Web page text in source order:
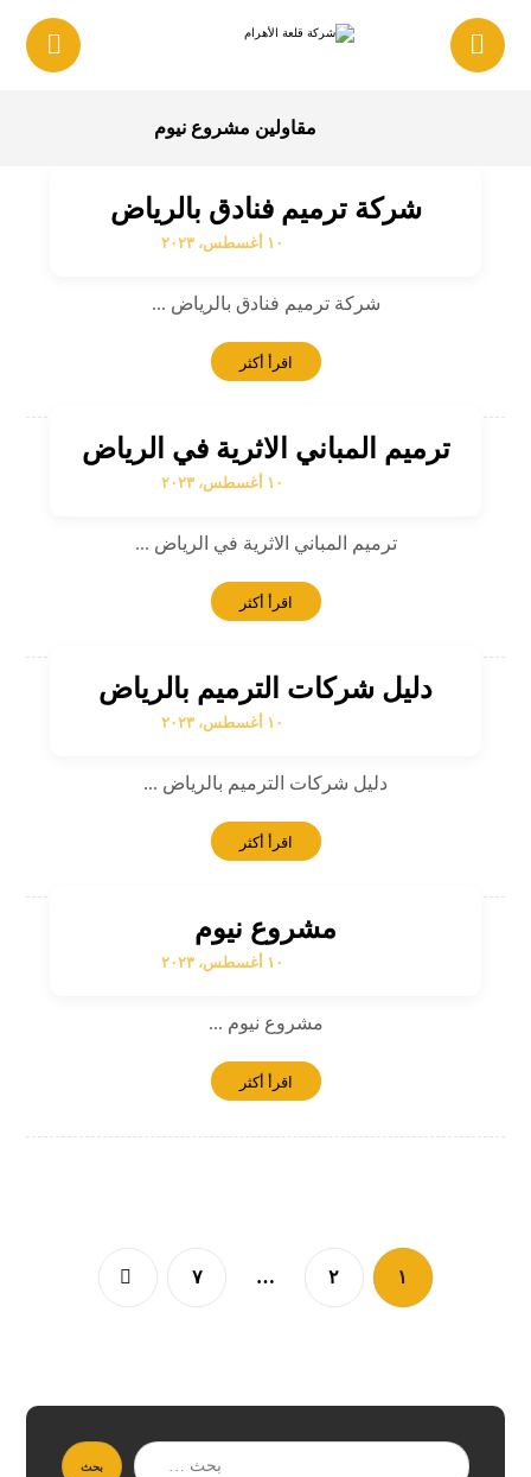
مقاولين مشروع نيوم
شركة ترميم فنادق بالرياض
١٠ أغسطس، ٢٠٢٣
شركة ترميم فنادق بالرياض ...
اقرأ أكثر
ترميم المباني الاثرية في الرياض
١٠ أغسطس، ٢٠٢٣
ترميم المباني الاثرية في الرياض ...
اقرأ أكثر
دليل شركات الترميم بالرياض
١٠ أغسطس، ٢٠٢٣
دليل شركات الترميم بالرياض ...
اقرأ أكثر
مشروع نيوم
١٠ أغسطس، ٢٠٢٣
مشروع نيوم ...
اقرأ أكثر
١ ٢ … ٧
بحث